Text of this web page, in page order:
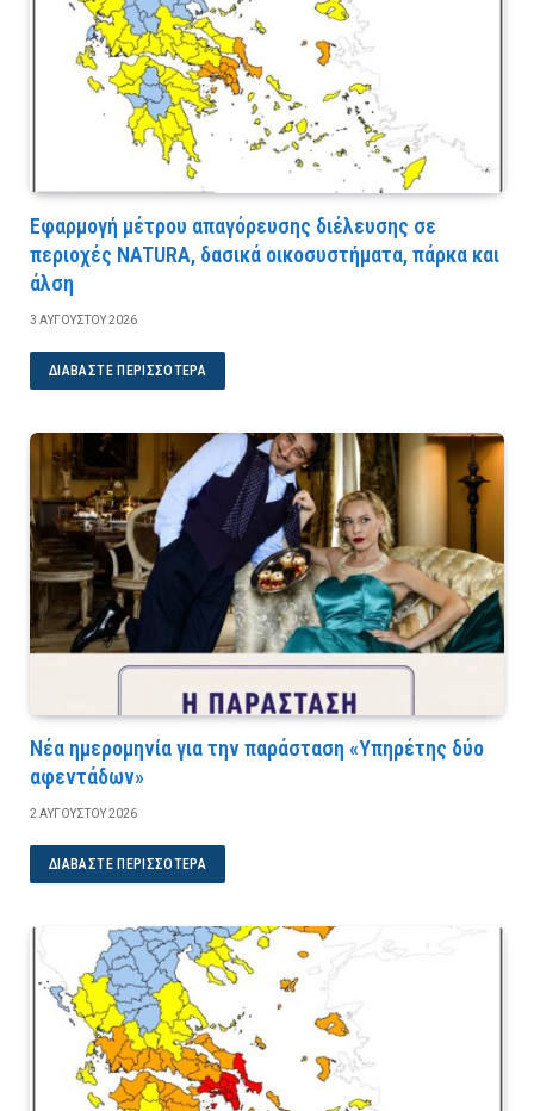
Εφαρμογή μέτρου απαγόρευσης διέλευσης σε
περιοχές NATURA, δασικά οικοσυστήματα, πάρκα και
άλση
3 ΑΥΓΟΎΣΤΟΥ 2026
ΔΙΑΒΆΣΤΕ ΠΕΡΙΣΣΌΤΕΡΑ
Νέα ημερομηνία για την παράσταση «Υπηρέτης δύο
αφεντάδων»
2 ΑΥΓΟΎΣΤΟΥ 2026
ΔΙΑΒΆΣΤΕ ΠΕΡΙΣΣΌΤΕΡΑ